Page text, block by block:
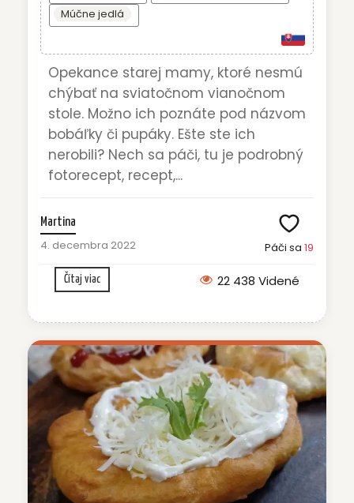
Múčne jedlá
Opekance starej mamy, ktoré nesmú
chýbať na sviatočnom vianočnom
stole. Možno ich poznáte pod názvom
bobáľky či pupáky. Ešte ste ich
nerobili? Nech sa páči, tu je podrobný
fotorecept, recept,...
Martina
4. decembra 2022 Páči sa 19
Čítaj viac 22 438 Videné